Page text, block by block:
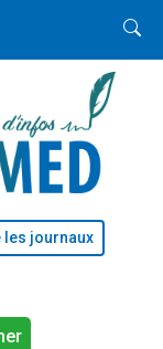
les journaux